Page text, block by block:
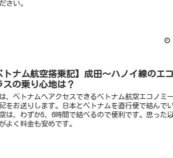
さい。
トナム航空搭乗記】成田〜ハノイ線のエ
スの乗り心地は？
、ベトナムへアクセスできるベトナム航空エコノミ
をお送りします。日本とベトナムを直行便で結んで
は、わずか5、6時間で結べるので便利です。思った
よく料金も安めです。